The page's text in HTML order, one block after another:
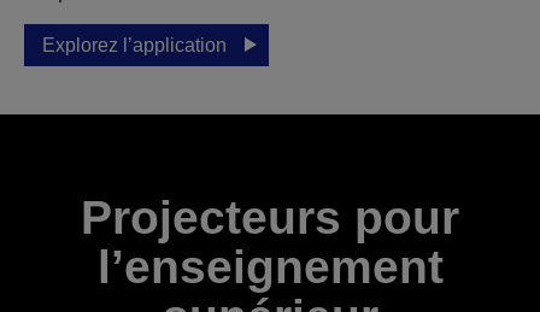
Explorez l’application
Projecteurs pour
l’enseignement